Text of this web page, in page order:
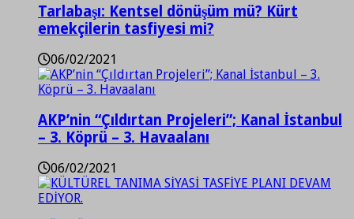
Tarlabaşı: Kentsel dönüşüm mü? Kürt
emekçilerin tasfiyesi mi?
06/02/2021
AKP’nin “Çıldırtan Projeleri”; Kanal İstanbul
– 3. Köprü – 3. Havaalanı
06/02/2021